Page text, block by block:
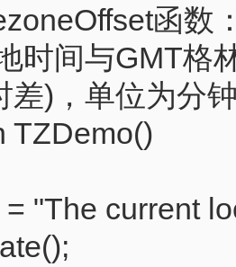
函数
时间与GMT格
差)，单位为分
"The current